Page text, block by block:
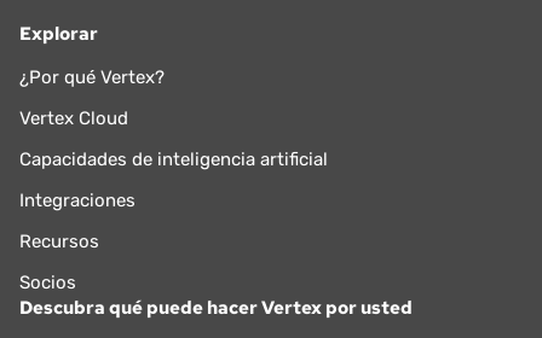
Explorar
¿Por qué Vertex?
Vertex Cloud
Capacidades de inteligencia artificial
Integraciones
Recursos
Socios
Descubra qué puede hacer Vertex por usted